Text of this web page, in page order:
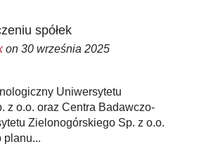
spółek
on 30 września 2025
Uniwersytetu
z o.o. oraz Centra Badawczo-
Zielonogórskiego Sp. z o.o.
planu...